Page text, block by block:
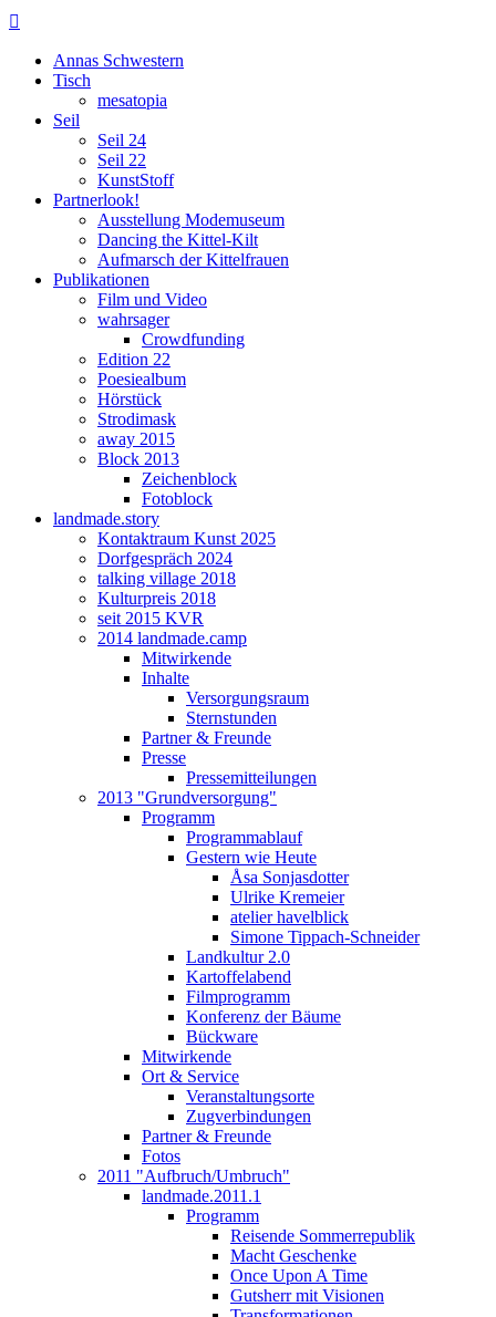

Annas Schwestern
Tisch
mesatopia
Seil
Seil 24
Seil 22
KunstStoff
Partnerlook!
Ausstellung Modemuseum
Dancing the Kittel-Kilt
Aufmarsch der Kittelfrauen
Publikationen
Film und Video
wahrsager
Crowdfunding
Edition 22
Poesiealbum
Hörstück
Strodimask
away 2015
Block 2013
Zeichenblock
Fotoblock
landmade.story
Kontaktraum Kunst 2025
Dorfgespräch 2024
talking village 2018
Kulturpreis 2018
seit 2015 KVR
2014 landmade.camp
Mitwirkende
Inhalte
Versorgungsraum
Sternstunden
Partner & Freunde
Presse
Pressemitteilungen
2013 "Grundversorgung"
Programm
Programmablauf
Gestern wie Heute
Åsa Sonjasdotter
Ulrike Kremeier
atelier havelblick
Simone Tippach-Schneider
Landkultur 2.0
Kartoffelabend
Filmprogramm
Konferenz der Bäume
Bückware
Mitwirkende
Ort & Service
Veranstaltungsorte
Zugverbindungen
Partner & Freunde
Fotos
2011 "Aufbruch/Umbruch"
landmade.2011.1
Programm
Reisende Sommerrepublik
Macht Geschenke
Once Upon A Time
Gutsherr mit Visionen